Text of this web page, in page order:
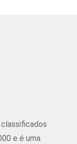
classificados
e é uma